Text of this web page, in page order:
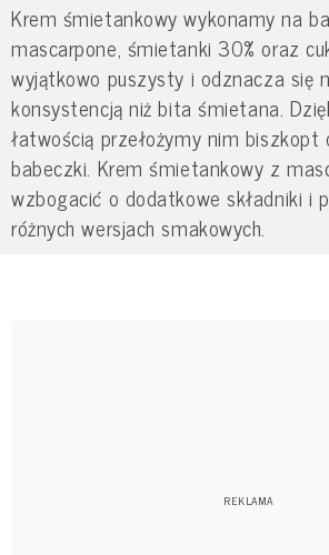
Krem śmietankowy wykonamy na
mascarpone, śmietanki 30% oraz
wyjątkowo puszysty i odznacza się
konsystencją niż bita śmietana.
łatwością przełożymy nim biszkopt
babeczki. Krem śmietankowy z
wzbogacić o dodatkowe składniki i
różnych wersjach smakowych.